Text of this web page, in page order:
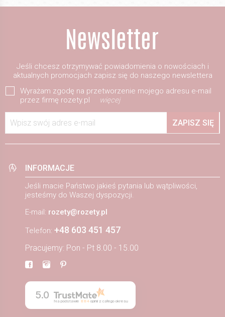
Jeśli chcesz otrzymywać powiadomienia o nowościach i
aktualnych promocjach zapisz się do naszego newslettera
Wyrażam zgodę na przetworzenie mojego adresu e-mail
przez firmę rozety.pl
więcej
Wpisz swój adres e-mail ZAPISZ SIĘ
INFORMACJE
Jeśli macie Państwo jakieś pytania lub wątpliwości,
jesteśmy do Waszej dyspozycji.
E-mail: rozety@rozety.pl
Telefon: +48 603 451 457
Pracujemy: Pon - Pt 8.00 - 15.00
5.0
Na podstawie 884opinii z całego okresu